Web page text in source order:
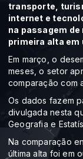
transporte,
internet e
na passagem
primeira alta em
Em março, o
meses, o setor
comparação com
Os dados fazem
divulgada nesta
Geografia e
Na comparação
última alta foi em